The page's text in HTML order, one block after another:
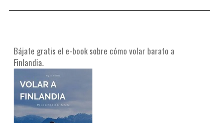
Bájate gratis el e-book sobre cómo volar barato a
Finlandia.